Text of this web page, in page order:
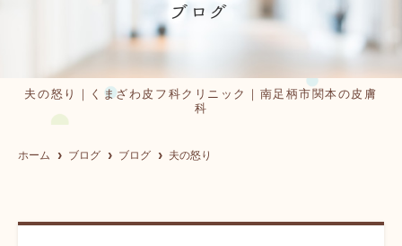
ブログ
夫の怒り｜くまざわ皮フ科クリニック｜南足柄市関本の皮膚
科
ホーム ブログ ブログ 夫の怒り